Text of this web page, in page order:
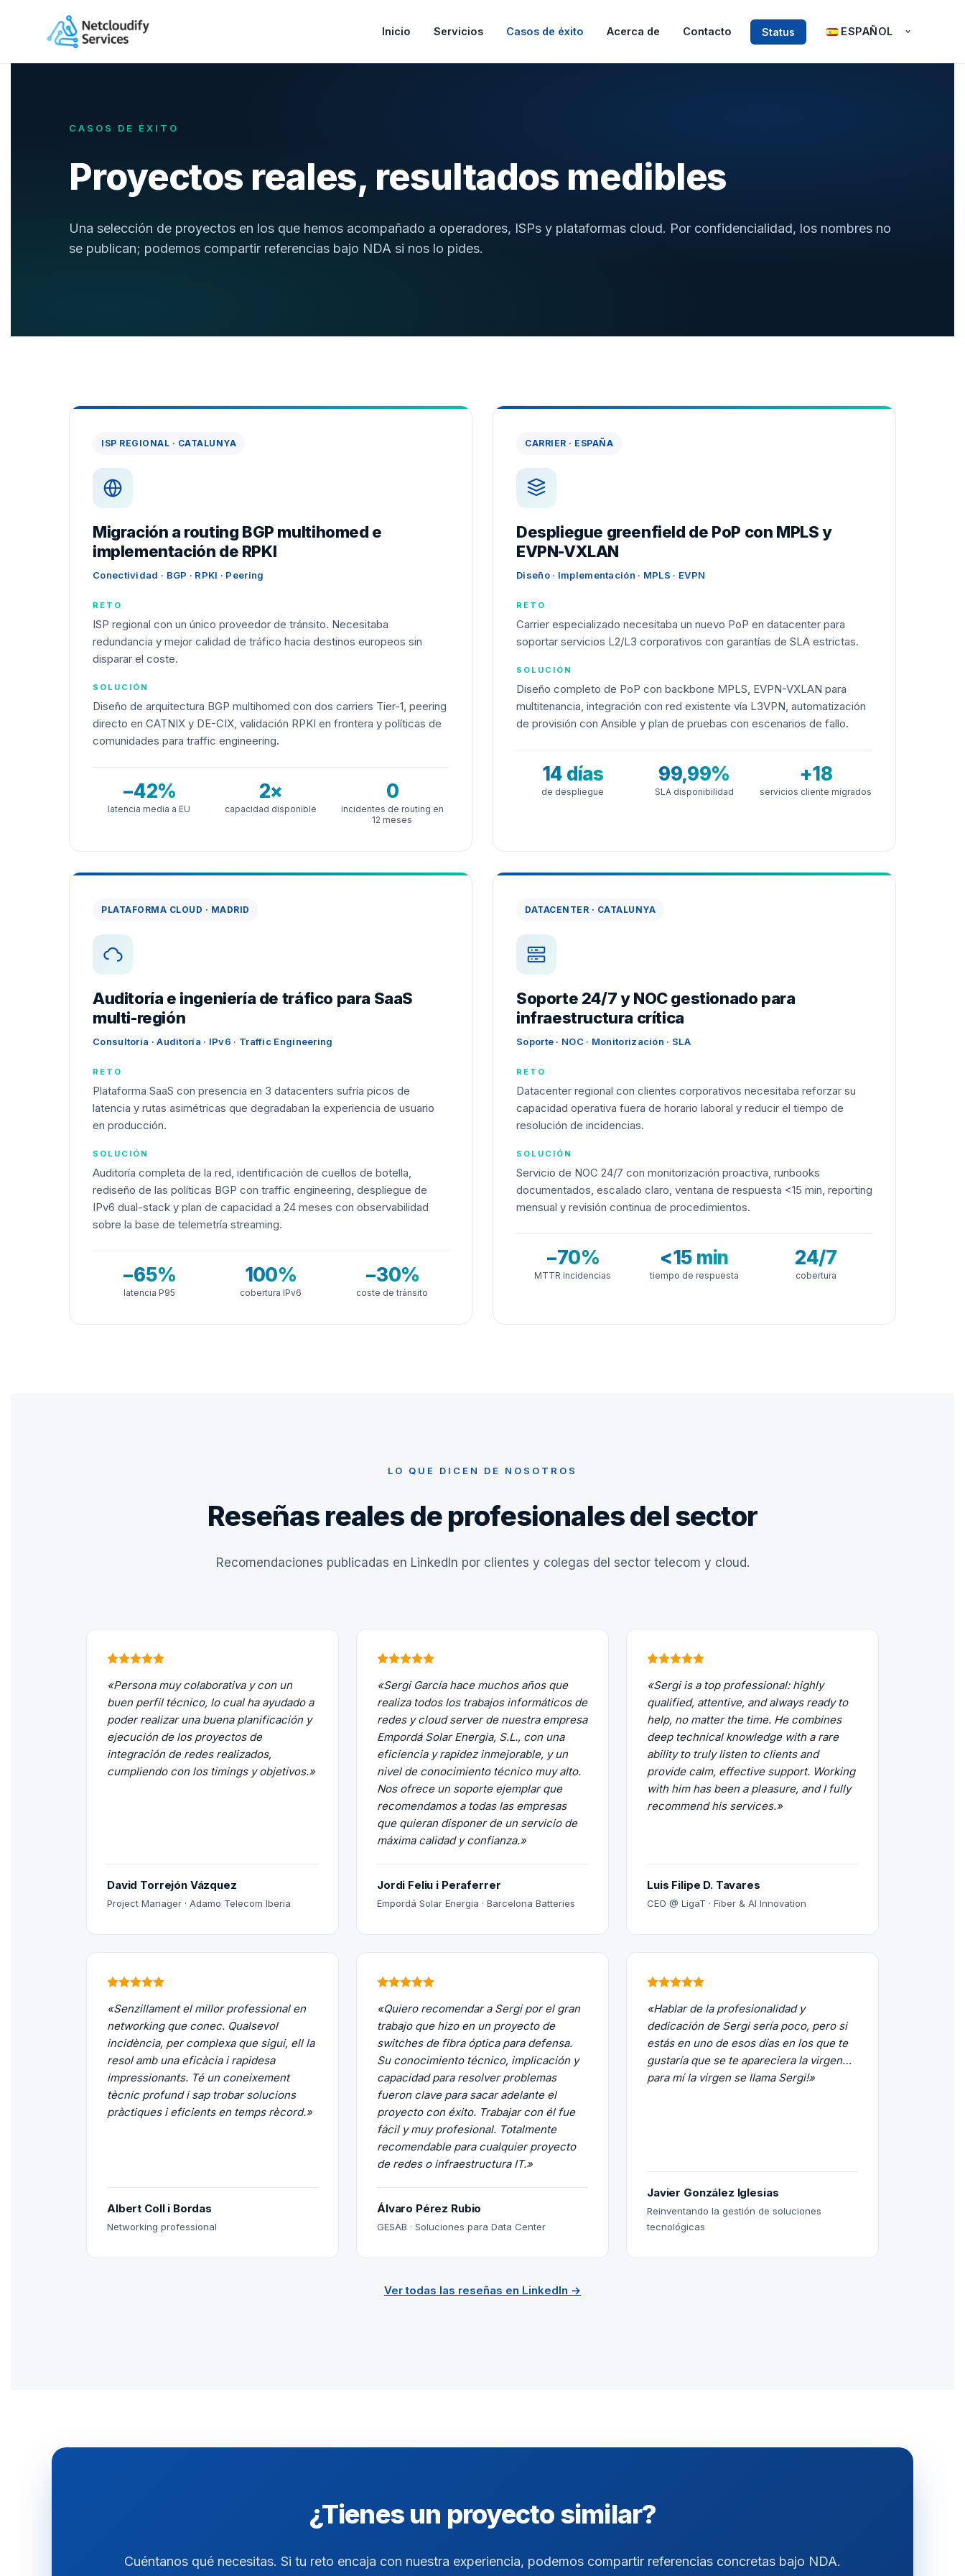
Inicio Servicios Casos de éxito Acerca de Contacto Status ESPAÑOL
CASOS DE ÉXITO
Proyectos reales, resultados medibles
Una selección de proyectos en los que hemos acompañado a operadores, ISPs y plataformas cloud. Por confidencialidad, los nombres no
se publican; podemos compartir referencias bajo NDA si nos lo pides.
ISP REGIONAL · CATALUNYA
Migración a routing BGP multihomed e
implementación de RPKI
Conectividad · BGP · RPKI · Peering
RETO
ISP regional con un único proveedor de tránsito. Necesitaba
redundancia y mejor calidad de tráfico hacia destinos europeos sin
disparar el coste.
SOLUCIÓN
Diseño de arquitectura BGP multihomed con dos carriers Tier-1, peering
directo en CATNIX y DE-CIX, validación RPKI en frontera y políticas de
comunidades para traffic engineering.
−42%
latencia media a EU
2×
capacidad disponible
0
incidentes de routing en
12 meses
CARRIER · ESPAÑA
Despliegue greenfield de PoP con MPLS y
EVPN-VXLAN
Diseño · Implementación · MPLS · EVPN
RETO
Carrier especializado necesitaba un nuevo PoP en datacenter para
soportar servicios L2/L3 corporativos con garantías de SLA estrictas.
SOLUCIÓN
Diseño completo de PoP con backbone MPLS, EVPN-VXLAN para
multitenancia, integración con red existente vía L3VPN, automatización
de provisión con Ansible y plan de pruebas con escenarios de fallo.
14 días
de despliegue
99,99%
SLA disponibilidad
+18
servicios cliente migrados
PLATAFORMA CLOUD · MADRID
Auditoría e ingeniería de tráfico para SaaS
multi-región
Consultoría · Auditoría · IPv6 · Traffic Engineering
RETO
Plataforma SaaS con presencia en 3 datacenters sufría picos de
latencia y rutas asimétricas que degradaban la experiencia de usuario
en producción.
SOLUCIÓN
Auditoría completa de la red, identificación de cuellos de botella,
rediseño de las políticas BGP con traffic engineering, despliegue de
IPv6 dual-stack y plan de capacidad a 24 meses con observabilidad
sobre la base de telemetría streaming.
−65%
latencia P95
100%
cobertura IPv6
−30%
coste de tránsito
DATACENTER · CATALUNYA
Soporte 24/7 y NOC gestionado para
infraestructura crítica
Soporte · NOC · Monitorización · SLA
RETO
Datacenter regional con clientes corporativos necesitaba reforzar su
capacidad operativa fuera de horario laboral y reducir el tiempo de
resolución de incidencias.
SOLUCIÓN
Servicio de NOC 24/7 con monitorización proactiva, runbooks
documentados, escalado claro, ventana de respuesta <15 min, reporting
mensual y revisión continua de procedimientos.
−70%
MTTR incidencias
<15 min
tiempo de respuesta
24/7
cobertura
LO QUE DICEN DE NOSOTROS
Reseñas reales de profesionales del sector
Recomendaciones publicadas en LinkedIn por clientes y colegas del sector telecom y cloud.
«Persona muy colaborativa y con un
buen perfil técnico, lo cual ha ayudado a
poder realizar una buena planificación y
ejecución de los proyectos de
integración de redes realizados,
cumpliendo con los timings y objetivos.»
David Torrejón Vázquez
Project Manager · Adamo Telecom Iberia
«Sergi García hace muchos años que
realiza todos los trabajos informáticos de
redes y cloud server de nuestra empresa
Empordá Solar Energia, S.L., con una
eficiencia y rapidez inmejorable, y un
nivel de conocimiento técnico muy alto.
Nos ofrece un soporte ejemplar que
recomendamos a todas las empresas
que quieran disponer de un servicio de
máxima calidad y confianza.»
Jordi Feliu i Peraferrer
Empordá Solar Energia · Barcelona Batteries
«Sergi is a top professional: highly
qualified, attentive, and always ready to
help, no matter the time. He combines
deep technical knowledge with a rare
ability to truly listen to clients and
provide calm, effective support. Working
with him has been a pleasure, and I fully
recommend his services.»
Luis Filipe D. Tavares
CEO @ LigaT · Fiber & AI Innovation
«Senzillament el millor professional en
networking que conec. Qualsevol
incidència, per complexa que sigui, ell la
resol amb una eficàcia i rapidesa
impressionants. Té un coneixement
tècnic profund i sap trobar solucions
pràctiques i eficients en temps rècord.»
Albert Coll i Bordas
Networking professional
«Quiero recomendar a Sergi por el gran
trabajo que hizo en un proyecto de
switches de fibra óptica para defensa.
Su conocimiento técnico, implicación y
capacidad para resolver problemas
fueron clave para sacar adelante el
proyecto con éxito. Trabajar con él fue
fácil y muy profesional. Totalmente
recomendable para cualquier proyecto
de redes o infraestructura IT.»
Álvaro Pérez Rubio
GESAB · Soluciones para Data Center
«Hablar de la profesionalidad y
dedicación de Sergi sería poco, pero si
estás en uno de esos días en los que te
gustaría que se te apareciera la virgen…
para mí la virgen se llama Sergi!»
Javier González Iglesias
Reinventando la gestión de soluciones
tecnológicas
Ver todas las reseñas en LinkedIn →
¿Tienes un proyecto similar?
Cuéntanos qué necesitas. Si tu reto encaja con nuestra experiencia, podemos compartir referencias concretas bajo NDA.